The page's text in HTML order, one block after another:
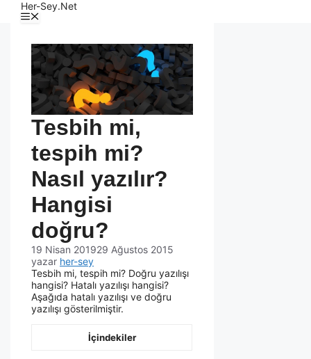
Her-Sey.Net
Tesbih mi,
tespih mi?
Nasıl yazılır?
Hangisi
doğru?
19 Nisan 201929 Ağustos 2015
yazar her-sey
Tesbih mi, tespih mi? Doğru yazılışı
hangisi? Hatalı yazılışı hangisi?
Aşağıda hatalı yazılışı ve doğru
yazılışı gösterilmiştir.
İçindekiler